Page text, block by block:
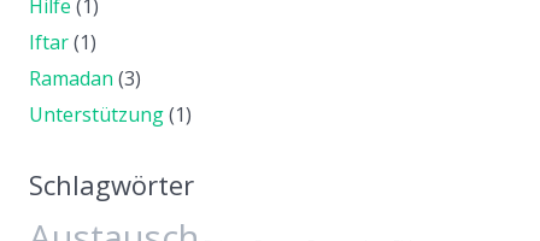
Hilfe (1)
Iftar(1)
Ramadan (3)
Unterstützung(1)
Schlagwörter